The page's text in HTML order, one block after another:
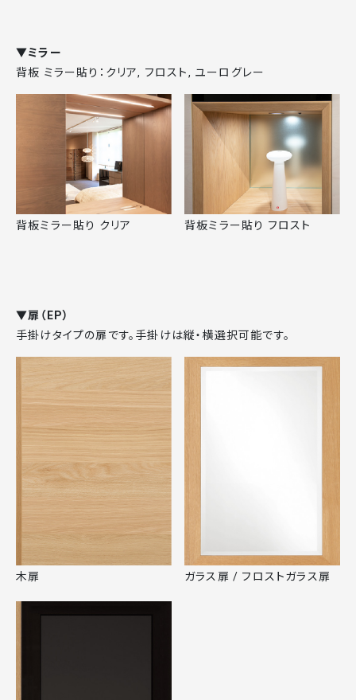
▼ミラー
背板 ミラー貼り：クリア, フロスト, ユーログレー
背板ミラー貼り クリア 背板ミラー貼り フロスト
▼扉（EP）
手掛けタイプの扉です。手掛けは縦・横選択可能です。
木扉 ガラス扉 / フロストガラス扉